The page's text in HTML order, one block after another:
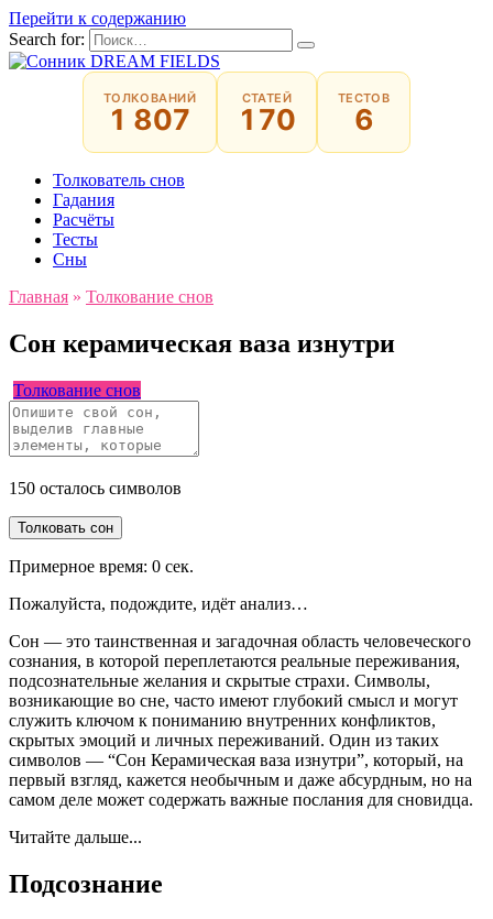
Перейти к содержанию
Search for:
ТОЛКОВАНИЙ
1 807
СТАТЕЙ
170
ТЕСТОВ
6
Толкователь снов
Гадания
Расчёты
Тесты
Сны
Главная » Толкование снов
Сон керамическая ваза изнутри
Толкование снов
150 осталось символов
Толковать сон
Примерное время: 0 сек.
Пожалуйста, подождите, идёт анализ…
Сон — это таинственная и загадочная область человеческого
сознания, в которой переплетаются реальные переживания,
подсознательные желания и скрытые страхи. Символы,
возникающие во сне, часто имеют глубокий смысл и могут
служить ключом к пониманию внутренних конфликтов,
скрытых эмоций и личных переживаний. Один из таких
символов — “Сон Керамическая ваза изнутри”, который, на
первый взгляд, кажется необычным и даже абсурдным, но на
самом деле может содержать важные послания для сновидца.
Читайте дальше...
Подсознание